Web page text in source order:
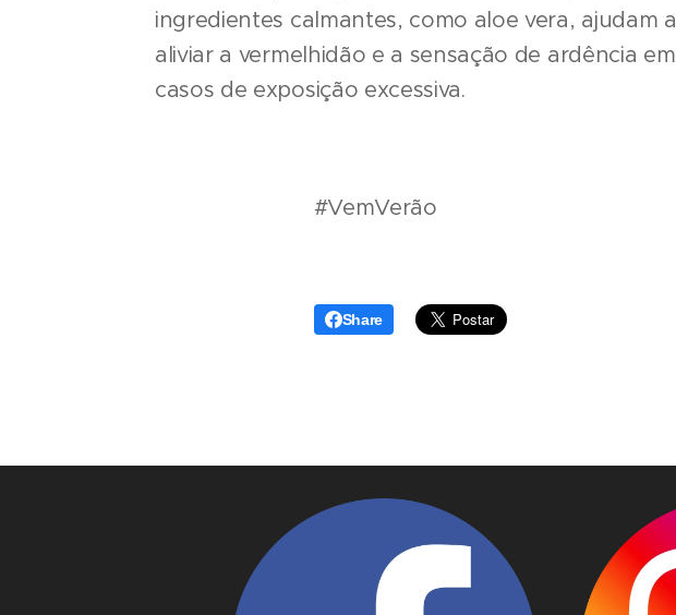
ingredientes calmantes, como aloe vera, ajudam a
aliviar a vermelhidão e a sensação de ardência em
casos de exposição excessiva.
#VemVerão
Share